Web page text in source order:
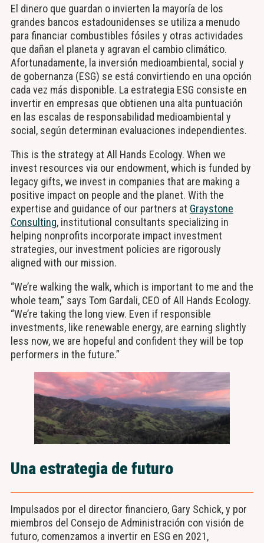
El dinero que guardan o invierten la mayoría de los
grandes bancos estadounidenses se utiliza a menudo
para financiar combustibles fósiles y otras actividades
que dañan el planeta y agravan el cambio climático.
Afortunadamente, la inversión medioambiental, social y
de gobernanza (ESG) se está convirtiendo en una opción
cada vez más disponible. La estrategia ESG consiste en
invertir en empresas que obtienen una alta puntuación
en las escalas de responsabilidad medioambiental y
social, según determinan evaluaciones independientes.
This is the strategy at All Hands Ecology. When we
invest resources via our endowment, which is funded by
legacy gifts, we invest in companies that are making a
positive impact on people and the planet. With the
expertise and guidance of our partners at Graystone
Consulting, institutional consultants specializing in
helping nonprofits incorporate impact investment
strategies, our investment policies are rigorously
aligned with our mission.
“We’re walking the walk, which is important to me and the
whole team,” says Tom Gardali, CEO of All Hands Ecology.
“We’re taking the long view. Even if responsible
investments, like renewable energy, are earning slightly
less now, we are hopeful and confident they will be top
performers in the future.”
Una estrategia de futuro
Impulsados por el director financiero, Gary Schick, y por
miembros del Consejo de Administración con visión de
futuro, comenzamos a invertir en ESG en 2021,